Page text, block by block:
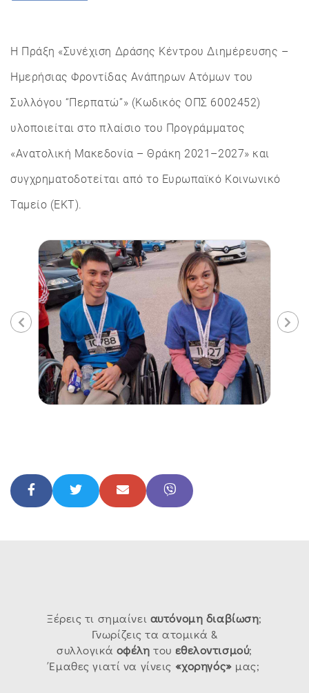
Η Πράξη «Συνέχιση Δράσης Κέντρου Διημέρευσης –
Ημερήσιας Φροντίδας Ανάπηρων Ατόμων του
Συλλόγου “Περπατώ”» (Κωδικός ΟΠΣ 6002452)
υλοποιείται στο πλαίσιο του Προγράμματος
«Ανατολική Μακεδονία – Θράκη 2021–2027» και
συγχρηματοδοτείται από το Ευρωπαϊκό Κοινωνικό
Ταμείο (ΕΚΤ).
Ξέρεις τι σημαίνει αυτόνομη διαβίωση;
Γνωρίζεις τα ατομικά &
συλλογικά οφέλη του εθελοντισμού;
Έμαθες γιατί να γίνεις «χορηγός» μας;